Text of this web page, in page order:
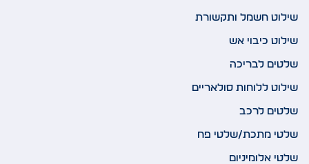
שילוט חשמל ותקשורת
שילוט כיבוי אש
שלטים לבריכה
שילוט ללוחות סולאריים
שלטים לרכב
שלטי מתכת/שלטי פח
שלטי אלומיניום